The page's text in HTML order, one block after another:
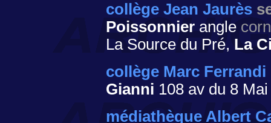
collège Jean Jaurès
Poissonnier angle
La Source du Pré, La
collège Marc Ferrandi
Gianni 108 av du 8
médiathèque Albert